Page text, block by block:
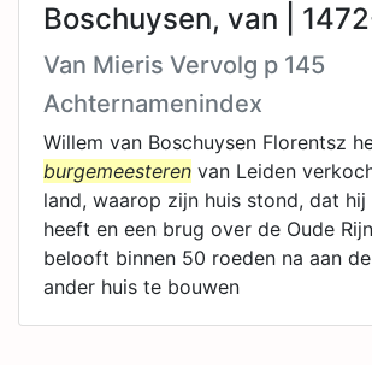
Boschuysen, van |
Van Mieris Vervolg p 145
Achternamenindex
Willem van Boschuysen Florentsz
burgemeesteren van Leiden
land, waarop zijn huis stond, dat
heeft en een brug over de Oude
belooft binnen 50 roeden na aan
ander huis te bouwen